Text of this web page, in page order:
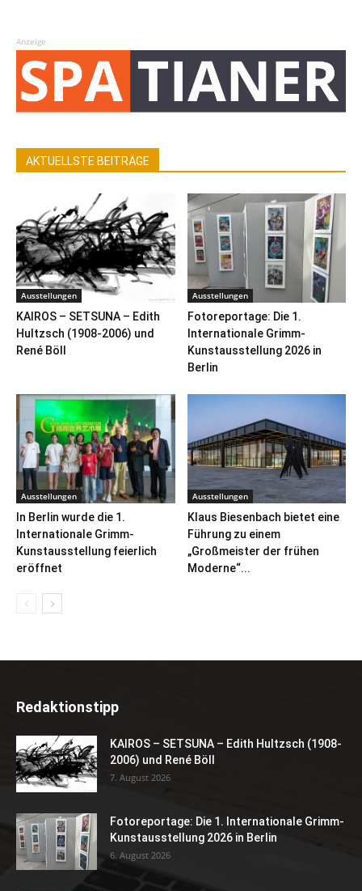
Anzeige
AKTUELLSTE BEITRÄGE
Ausstellungen
KAIROS – SETSUNA – Edith
Hultzsch (1908-2006) und
René Böll
Ausstellungen
Fotoreportage: Die 1.
Internationale Grimm-
Kunstausstellung 2026 in
Berlin
Ausstellungen
In Berlin wurde die 1.
Internationale Grimm-
Kunstausstellung feierlich
eröffnet
Ausstellungen
Klaus Biesenbach bietet eine
Führung zu einem
„Großmeister der frühen
Moderne“...
Redaktionstipp
KAIROS – SETSUNA – Edith Hultzsch (1908-
2006) und René Böll
7. August 2026
Fotoreportage: Die 1. Internationale Grimm-
Kunstausstellung 2026 in Berlin
6. August 2026